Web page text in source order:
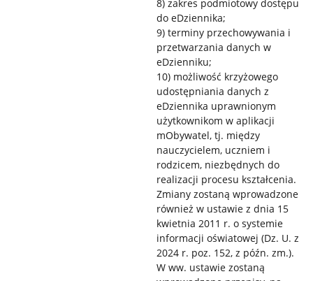
8) zakres podmiotowy dostępu
do eDziennika;
9) terminy przechowywania i
przetwarzania danych w
eDzienniku;
10) możliwość krzyżowego
udostępniania danych z
eDziennika uprawnionym
użytkownikom w aplikacji
mObywatel, tj. między
nauczycielem, uczniem i
rodzicem, niezbędnych do
realizacji procesu kształcenia.
Zmiany zostaną wprowadzone
również w ustawie z dnia 15
kwietnia 2011 r. o systemie
informacji oświatowej (Dz. U. z
2024 r. poz. 152, z późn. zm.).
W ww. ustawie zostaną